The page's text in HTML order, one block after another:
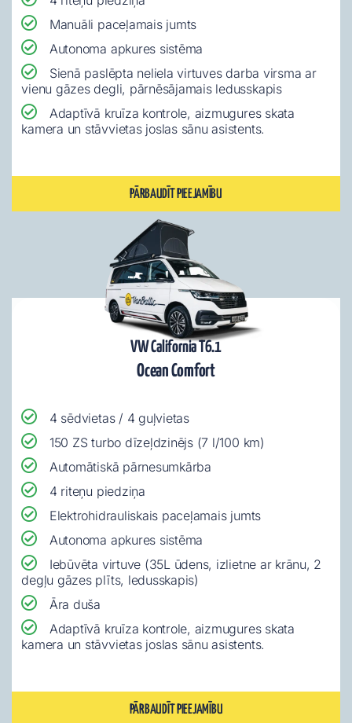
Manuāli paceļamais jumts
Autonoma apkures sistēma
Sienā paslēpta neliela virtuves darba virsma ar
vienu gāzes degli, pārnēsājamais ledusskapis
Adaptīvā kruīza kontrole, aizmugures skata
kamera un stāvvietas joslas sānu asistents.
PĀRBAUDĪT PIEEJAMĪBU
VW California T6.1
Ocean Comfort
4 sēdvietas / 4 guļvietas
150 ZS turbo dīzeļdzinējs (7 l/100 km)
Automātiskā pārnesumkārba
4 riteņu piedziņa
Elektrohidrauliskais paceļamais jumts
Autonoma apkures sistēma
Iebūvēta virtuve (35L ūdens, izlietne ar krānu, 2
degļu gāzes plīts, ledusskapis)
Āra duša
Adaptīvā kruīza kontrole, aizmugures skata
kamera un stāvvietas joslas sānu asistents.
PĀRBAUDĪT PIEEJAMĪBU